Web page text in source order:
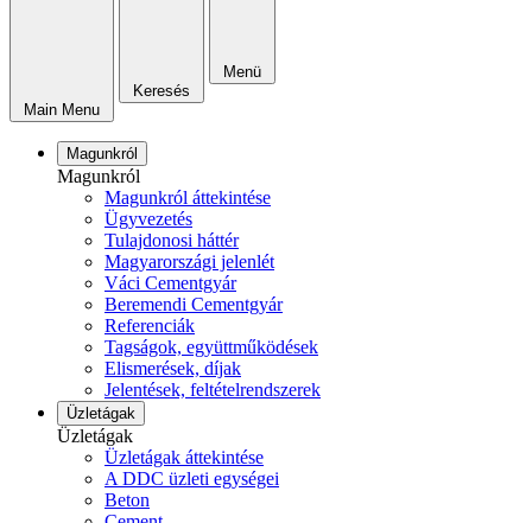
Main Menu
Keresés
Menü
Magunkról
Magunkról
Magunkról áttekintése
Ügyvezetés
Tulajdonosi háttér
Magyarországi jelenlét
Váci Cementgyár
Beremendi Cementgyár
Referenciák
Tagságok, együttműködések
Elismerések, díjak
Jelentések, feltételrendszerek
Üzletágak
Üzletágak
Üzletágak áttekintése
A DDC üzleti egységei
Beton